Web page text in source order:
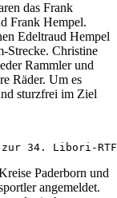
das Frank
Frank Hempel.
Edeltraud Hempel
Strecke. Christine
Rammler und
Räder. Um es
sturzfrei im Ziel
zur 34. Libori-
Paderborn und
angemeldet.